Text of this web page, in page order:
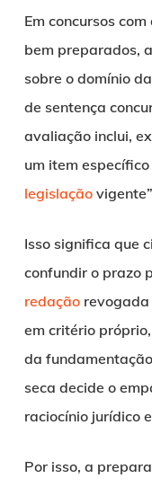
Em concursos
bem preparados,
sobre o domínio
de sentença
avaliação inclui,
um item
legislação
Isso significa que
confundir o prazo
redaçãorevogada
em critério
da
seca decide o
raciocínio jurídico
Por isso, a